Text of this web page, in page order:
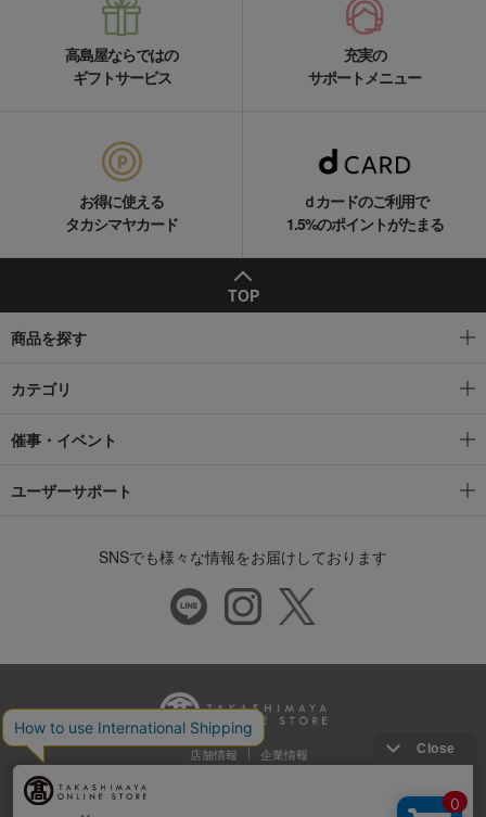
高島屋ならではの
ギフトサービス
充実の
サポートメニュー
お得に使える
タカシマヤカード
ｄカードのご利用で
1.5%のポイントがたまる
TOP
商品を探す
カテゴリ
催事・イベント
ユーザーサポート
SNSでも様々な情報をお届けしております
店舗情報 企業情報
推奨環境 特定商取引法に基づく表示
プライバシーポリシー